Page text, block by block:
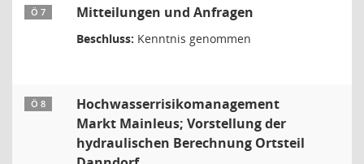
Ö 7 Mitteilungen und Anfragen
Beschluss: Kenntnis genommen
Ö 8
Hochwasserrisikomanagement
Markt Mainleus; Vorstellung der
hydraulischen Berechnung Ortsteil